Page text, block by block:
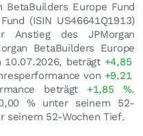
BetaBuilders Europe Fund
(ISIN US46641Q1913)
des JPMorgan
BetaBuilders Europe
10.07.2026, beträgt +4,85
von +9,21
beträgt +1,85 %.
%unter seinem 52-
seinem 52-Wochen Tief.